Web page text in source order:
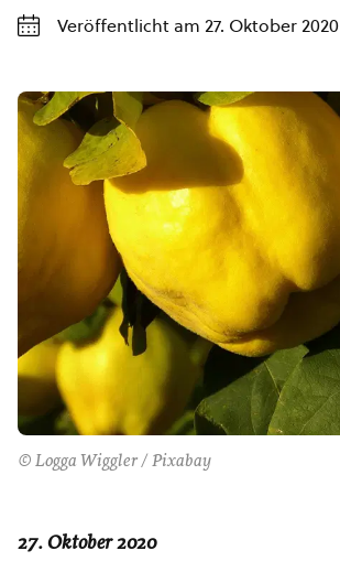
Veröffentlicht am 27. Oktober 2020
© Logga Wiggler / Pixabay
27. Oktober 2020